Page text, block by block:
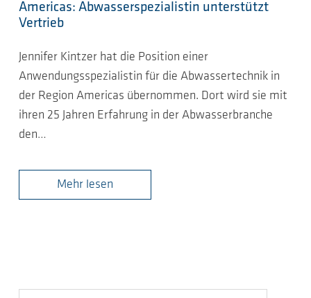
Americas: Abwasserspezialistin unterstützt
Vertrieb
Jennifer Kintzer hat die Position einer
Anwendungsspezialistin für die Abwassertechnik in
der Region Americas übernommen. Dort wird sie mit
ihren 25 Jahren Erfahrung in der Abwasserbranche
den…
Mehr lesen